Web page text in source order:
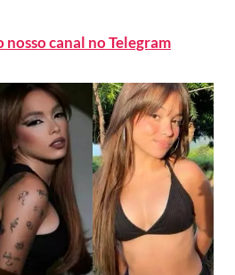
canal no Telegram